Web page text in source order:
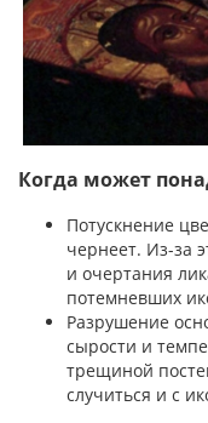
Когда может
Потускнение
чернеет. Из-за
и очертания
потемневших
Разрушение
сырости и
трещиной
случиться и с